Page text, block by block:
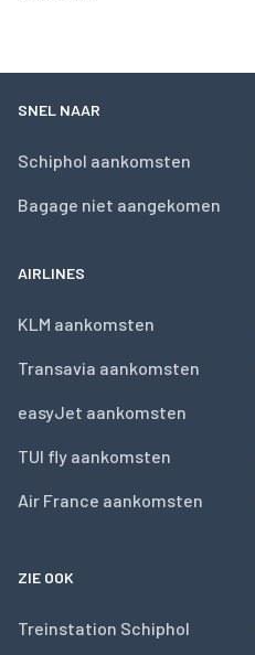
SNEL NAAR
Schiphol aankomsten
Bagage niet aangekomen
AIRLINES
KLM aankomsten
Transavia aankomsten
easyJet aankomsten
TUI fly aankomsten
Air France aankomsten
ZIE OOK
Treinstation Schiphol